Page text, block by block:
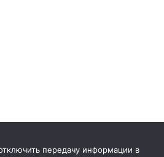
передачу информации в